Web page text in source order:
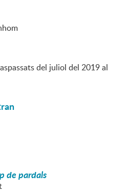
del juliol del 2019 al
de pardals